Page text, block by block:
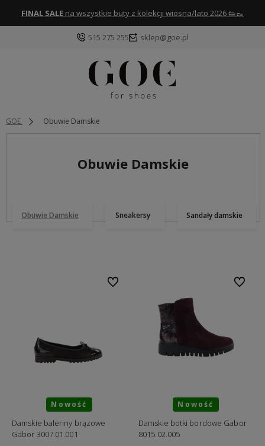
FINAL SALE na wszystkie buty z kolekcji wiosna/lato 2026 👟👞
515 275 255 sklep@goe.pl
GOE Obuwie Damskie
Obuwie Damskie
Obuwie Damskie Sneakersy Sandały damskie
Nowość
Damskie baleriny brązowe
Gabor 3007.01.001
Do ulubionych
Nowość
Damskie botki bordowe Gabor
8015.02.005
Do